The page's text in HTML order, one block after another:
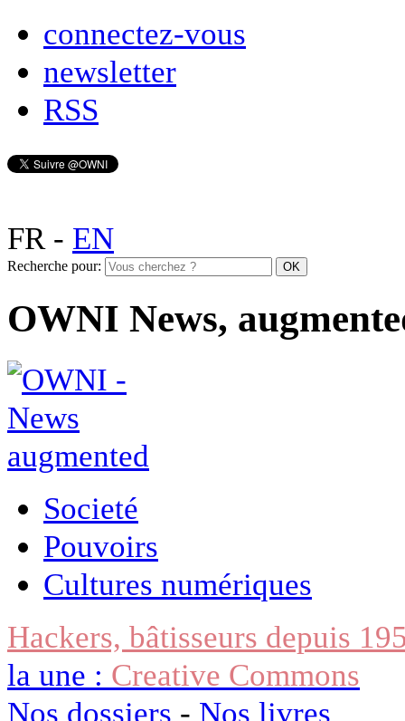
connectez-vous
newsletter
RSS
FR- EN
Recherche pour:
OWNI News,
Societé
Pouvoirs
Cultures numériques
Hackers, bâtisseurs depuis
la une : Creative Commons
Nos dossiers - Nos livres